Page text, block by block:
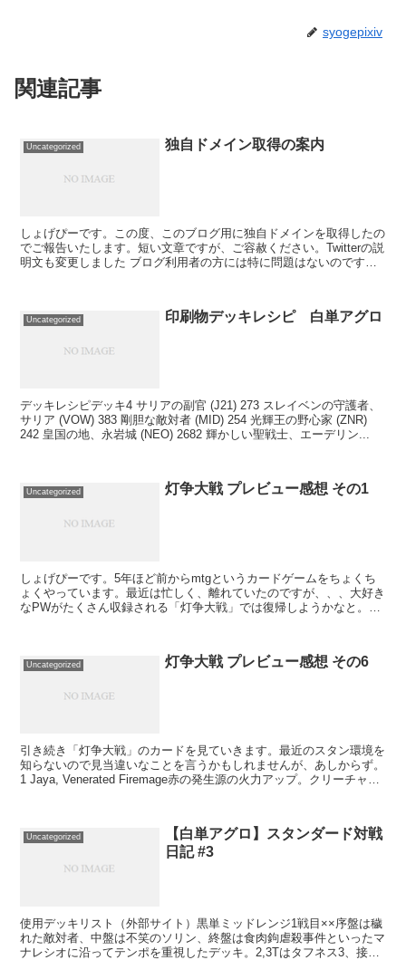
syogepixiv
関連記事
Uncategorized 独自ドメイン取得の案内
しょげぴーです。この度、このブログ用に独自ドメインを取得したの
でご報告いたします。短い文章ですが、ご容赦ください。Twitterの説
明文も変更しました ブログ利用者の方には特に問題はないのです
Uncategorized 印刷物デッキレシピ 白単アグロ
デッキレシピデッキ4 サリアの副官 (J21) 273 スレイベンの守護者、
サリア (VOW) 383 剛胆な敵対者 (MID) 254 光輝王の野心家 (ZNR)
242 皇国の地、永岩城 (NEO) 2682 輝かしい聖戦士、エーデリン...
Uncategorized 灯争大戦 プレビュー感想 その1
しょげぴーです。5年ほど前からmtgというカードゲームをちょくち
ょくやっています。最近は忙しく、離れていたのですが、、、大好き
なPWがたくさん収録される「灯争大戦」では復帰しようかなと。お
Uncategorized 灯争大戦 プレビュー感想 その6
引き続き「灯争大戦」のカードを見ていきます。最近のスタン環境を
知らないので見当違いなことを言うかもしれませんが、あしからず。
1 Jaya, Venerated Firemage赤の発生源の火力アップ。クリーチャー
Uncategorized
【白単アグロ】スタンダード対戦
日記 #3
使用デッキリスト（外部サイト）黒単ミッドレンジ1戦目××序盤は穢
れた敵対者、中盤は不笑のソリン、終盤は食肉鉤虐殺事件といったマ
ナレシオに沿ってテンポを重視したデッキ。2,3Tはタフネス3、接死